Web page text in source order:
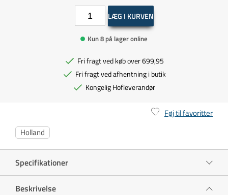
LÆG I KURVEN
Kun 8 på lager online
Fri fragt ved køb over 699,95
Fri fragt ved afhentning i butik
Kongelig Hofleverandør
Føj til favoritter
Holland
Specifikationer
Beskrivelse